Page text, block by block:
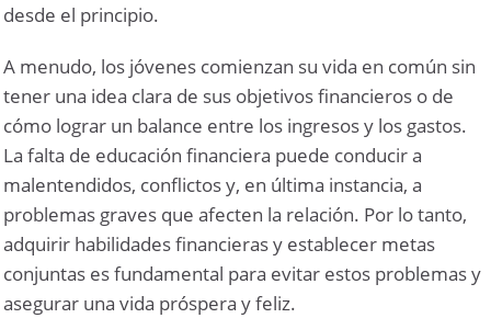
desde el principio.
A menudo, los jóvenes comienzan su vida en común sin
tener una idea clara de sus objetivos financieros o de
cómo lograr un balance entre los ingresos y los gastos.
La falta de educación financiera puede conducir a
malentendidos, conflictos y, en última instancia, a
problemas graves que afecten la relación. Por lo tanto,
adquirir habilidades financieras y establecer metas
conjuntas es fundamental para evitar estos problemas y
asegurar una vida próspera y feliz.